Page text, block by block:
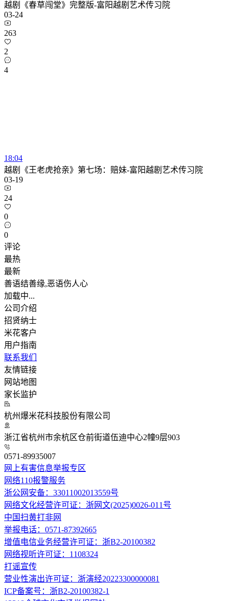
越剧《春草闯堂》完整版-富阳越剧艺术传习院
03-24
263
2
4
18:04
越剧《王老虎抢亲》第七场：赔妹-富阳越剧艺术传习院
03-19
24
0
0
评论
最热
最新
善语结善缘,恶语伤人心
加载中...
公司介绍
招贤纳士
米花客户
用户指南
联系我们
友情链接
网站地图
家长监护
杭州爆米花科技股份有限公司
浙江省杭州市余杭区仓前街道伍迪中心2幢9层903
0571-89935007
网上有害信息举报专区
网络110报警服务
浙公网安备：33011002013559号
网络文化经营许可证：浙网文(2025)0026-011号
中国扫黄打非网
举报电话：0571-87392665
增值电信业务经营许可证：浙B2-20100382
网络视听许可证：1108324
打谣宣传
营业性演出许可证：浙演经20223300000081
ICP备案号：浙B2-20100382-1